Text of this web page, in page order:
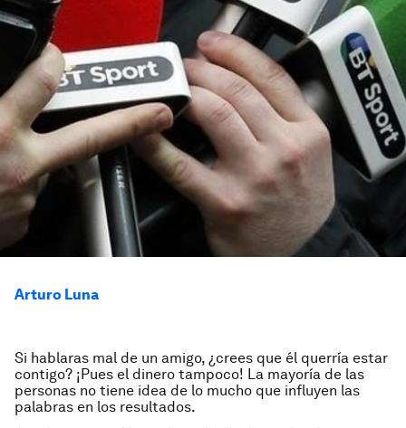
Arturo Luna
Si hablaras mal de un amigo, ¿crees que él querría estar
contigo? ¡Pues el dinero tampoco! La mayoría de las
personas no tiene idea de lo mucho que influyen las
palabras en los resultados.